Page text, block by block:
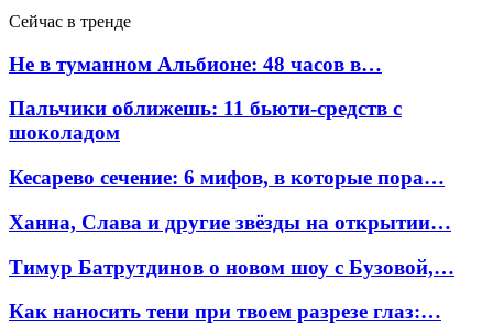
Сейчас в тренде
Не в туманном Альбионе: 48 часов в…
Пальчики оближешь: 11 бьюти-средств с
шоколадом
Кесарево сечение: 6 мифов, в которые пора…
Ханна, Слава и другие звёзды на открытии…
Тимур Батрутдинов о новом шоу с Бузовой,…
Как наносить тени при твоем разрезе глаз:…